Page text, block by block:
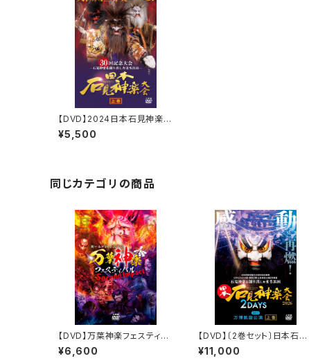
【DVD】2024日本石見神楽大
会〈上巻〉
¥5,500
同じカテゴリの商品
【DVD】万葉神楽フェスティバ
ル Second Impact
¥6,600
【DVD】〔2巻セット〕日本石見
神楽大会2026 2DAYS【DA
Y-1】万博凱旋公演
¥11,000